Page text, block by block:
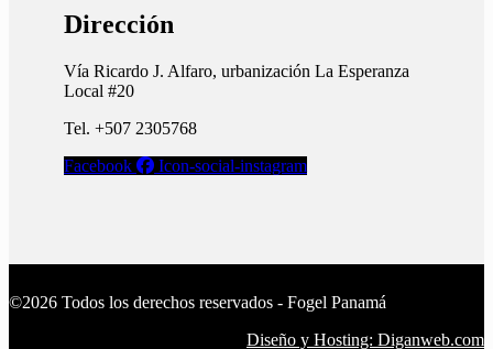
Dirección
Vía Ricardo J. Alfaro, urbanización La Esperanza
Local #20
Tel. +507 2305768
Facebook
Icon-social-instagram
©2026 Todos los derechos reservados - Fogel Panamá
Diseño y Hosting: Diganweb.com